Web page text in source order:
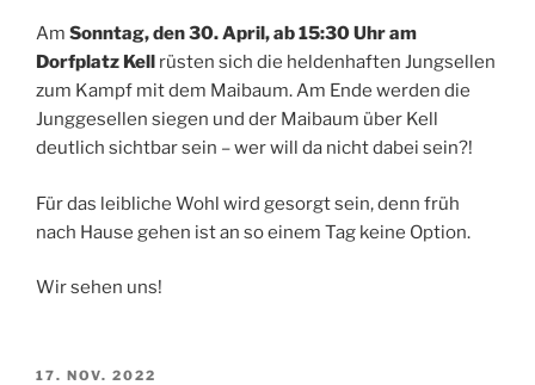
Am Sonntag, den 30. April, ab 15:30 Uhr am
Dorfplatz Kell rüsten sich die heldenhaften Jungsellen
zum Kampf mit dem Maibaum. Am Ende werden die
Junggesellen siegen und der Maibaum über Kell
deutlich sichtbar sein – wer will da nicht dabei sein?!
Für das leibliche Wohl wird gesorgt sein, denn früh
nach Hause gehen ist an so einem Tag keine Option.
Wir sehen uns!
VERÖFFENTLICHT
17. NOV. 2022